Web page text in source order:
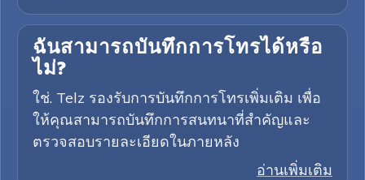
ฉันสามารถบันทึกการโทรได้หรือ
ไม่?
ใช่. Telz รองรับการบันทึกการโทรเพิ่มเติม เพื่อ
ให้คุณสามารถบันทึกการสนทนาที่สำคัญและ
ตรวจสอบรายละเอียดในภายหลัง
อ่านเพิ่มเติม